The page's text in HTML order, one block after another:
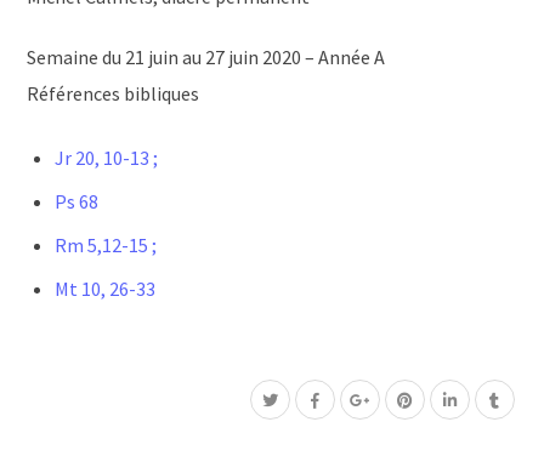
Semaine du 21 juin au 27 juin 2020 – Année A
Références bibliques
Jr 20, 10-13 ;
Ps 68
Rm 5,12-15 ;
Mt 10, 26-33